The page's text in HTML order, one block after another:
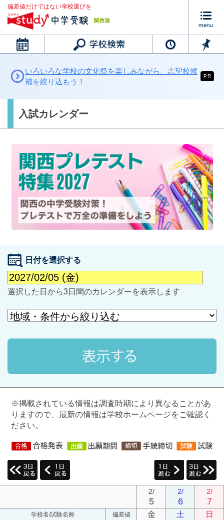
偏差値だけではない学校選びを
カレンダー
最近見た学校
学校閲覧履歴はありません
ブックマークした学校
ブックマークした学校はありません
いろいろな学校の文化祭を楽しみながら、志望校候
補を絞り込もう！
PR
入試カレンダー
日付を選択する
選択した日から3日間のカレンダーを表示します
※掲載されている情報は調査時期により異なることがあ
りますので、最新の情報は学校ホームページをご確認く
ださい。
2/
5
2/
6
2/
7
学校名/試験名称 偏差値 金 土
日